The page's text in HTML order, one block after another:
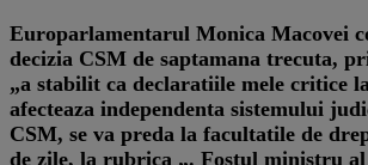
Europarlamentarul Monica Macovei
decizia CSM de saptamana trecuta,
„a stabilit ca declaratiile mele critice
afecteaza independenta sistemului
CSM, se va preda la facultatile de
de zile, la rubrica „. Fostul ministru